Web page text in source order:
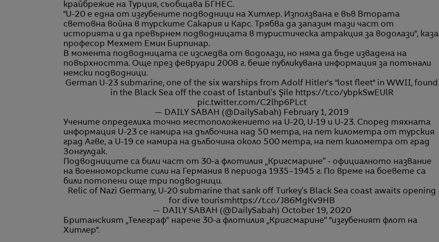
крайбрежие на Турция, съобщава БГНЕС.
"U-20 е една от изгубените подводници на Хитлер. Използвана е във Втората
световна война в турските Сакария и Карс. Трябва да запазим тази част от
историята и да превърнем подводницата в туристическа атракция за водолази", каза
професор Мехмет Емин Бирпинар.
В момента подводницата се изследва от водолази, но няма да бъде извадена на
повърхността. Още през февруари 2008 г. беше публикувана информация за потънали
немски подводници.
German U-23 submarine, one of the six warships from Adolf Hitler's "lost fleet" in WWII, found
in the Black Sea off the coast of Istanbul’s Şile https://t.co/ybpkSwEUlR
pic.twitter.com/C2lhp6PLct
— DAILY SABAH (@DailySabah) February 1, 2019
Учените определиха точно местоположението на U-20, U-19 и U-23. Според тяхната
информация U-23 се намира на дълбочина над 50 метра, на пет километра от турския
град Агве, а U-19 се намира на дълбочина около 500 метра, на пет километра от град
Зонгулдак.
Подводниците са били част от 30-а флотилия „Кригсмарине” - официалното название
на военноморските сили на Германия в периода 1935–1945 г. По време на боевете са
били потопени още три подводници.
Relic of Nazi Germany, U-20 submarine that sank off Turkey’s Black Sea coast awaits opening
for dive tourismhttps://t.co/J86MgKv9HB
— DAILY SABAH (@DailySabah) October 19, 2020
Британският „Телеграф“ нарече 30-а флотилия „Кригсмарине“ "изгубеният флот на
Хитлер".